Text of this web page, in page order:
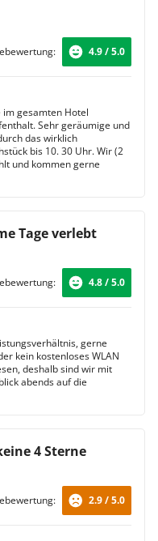
4.9 / 5.0
gesamten Hotel
Sehr geräumige und
das wirklich
bis 10. 30 Uhr. Wir (2
und kommen gerne
Tage verlebt
4.8 / 5.0
gerne
kein kostenloses WLAN
deshalb sind wir mit
abends auf die
4 Sterne
2.9 / 5.0